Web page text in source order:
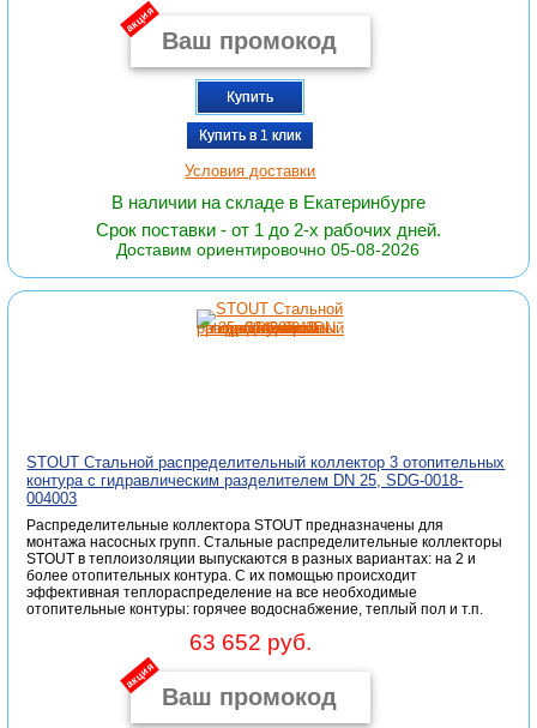
акция
Купить
Купить в 1 клик
Условия доставки
В наличии на складе в Екатеринбурге
Срок поставки - от 1 до 2-х рабочих дней.
Доставим ориентировочно 05-08-2026
STOUT Стальной распределительный коллектор 3 отопительных
контура с гидравлическим разделителем DN 25, SDG-0018-
004003
Распределительные коллектора STOUT предназначены для
монтажа насосных групп. Стальные распределительные коллекторы
STOUT в теплоизоляции выпускаются в разных вариантах: на 2 и
более отопительных контура. С их помощью происходит
эффективная теплораспределение на все необходимые
отопительные контуры: горячее водоснабжение, теплый пол и т.п.
63 652 руб.
акция